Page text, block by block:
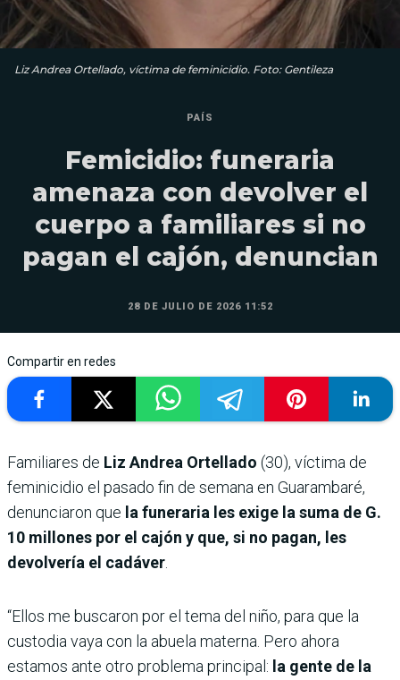
Liz Andrea Ortellado, víctima de feminicidio. Foto: Gentileza
PAÍS
Femicidio: funeraria
amenaza con devolver el
cuerpo a familiares si no
pagan el cajón, denuncian
28 DE JULIO DE 2026 11:52
Compartir en redes
Familiares de Liz Andrea Ortellado (30), víctima de
feminicidio el pasado fin de semana en Guarambaré,
denunciaron que la funeraria les exige la suma de G.
10 millones por el cajón y que, si no pagan, les
devolvería el cadáver
“Ellos me buscaron por el tema del niño, para que la
custodia vaya con la abuela materna. Pero ahora
estamos ante otro problema principal: la gente de la